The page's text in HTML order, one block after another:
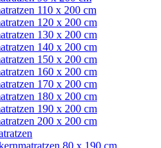
110 x 200 cm
120 x 200 cm
130 x 200 cm
140 x 200 cm
150 x 200 cm
160 x 200 cm
170 x 200 cm
180 x 200 cm
190 x 200 cm
200 x 200 cm
80 x 190 cm